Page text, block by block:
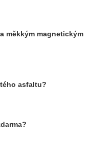
měkkým magnetickým
asfaltu?